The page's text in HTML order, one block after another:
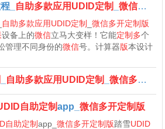
_ 自助多款应用UDID定制 _微信多开定制版
自助多款应用UDID定制 _微信多开定制版
设备上的微信立马大变样！它能定制多个
管理不同身份的微信号。计算器版本设计
自助多款应用UDID定制 _微信多开定制版
自助定制app_微信多开定制版
自助定制app_微信多开定制版踏雪UDID